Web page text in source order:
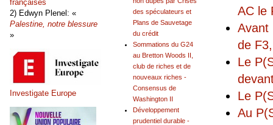
AC le
Avant
de
Le
Le
Au
des spéculateurs et
Plans de Sauvetage
du crédit
Sommations du G24
au Bretton Woods II,
club de riches et de
nouveaux riches -
Consensus de
Washington II
Développement
prudentiel durable -
françaises
2) Edwyn Plenel: «
Palestine, notre blessure
»
Investigate Europe